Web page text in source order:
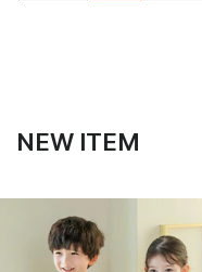
NEW ITEM